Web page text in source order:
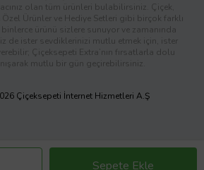
Sepete Ekle
olan tüm ürünleri bulabilirsiniz. Çiçek,
Ürünler ve Hediye Setleri gibi birçok farklı
binlerce ürünü sizlere sunuyor ve zamanında
de ister sevdiklerinizi mutlu etmek için, ister
Çiçeksepeti Extra’nın fırsatlarla dolu
mutlu bir gün geçirebilirsiniz.
Çiçeksepeti İnternet Hizmetleri A.Ş